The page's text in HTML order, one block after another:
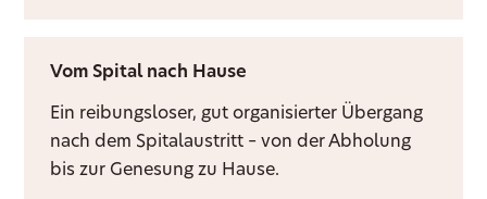
Vom Spital nach Hause
Ein reibungsloser, gut organisierter Übergang
nach dem Spitalaustritt – von der Abholung
bis zur Genesung zu Hause.